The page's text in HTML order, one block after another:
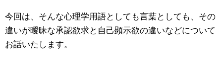
今回は、そんな心理学用語としても言葉としても、その
違いが曖昧な承認欲求と自己顕示欲の違いなどについて
お話いたします。